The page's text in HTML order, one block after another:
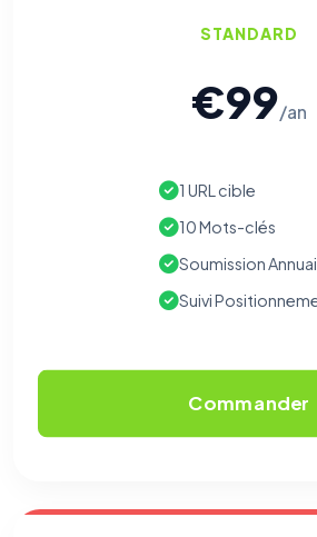
STANDARD
€99/an
1 URL cible
10 Mots-clés
Soumission
Suivi
Commander
⚙️